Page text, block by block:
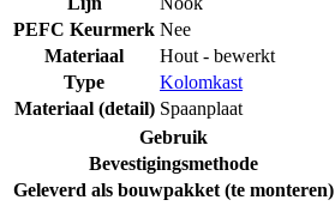
PEFC Keurmerk Nee
Materiaal
Hout - bewerkt
Type
Kolomkast
Materiaal (detail) Spaanplaat
Gebruik
Bevestigingsmethode
Geleverd als bouwpakket (te monteren)